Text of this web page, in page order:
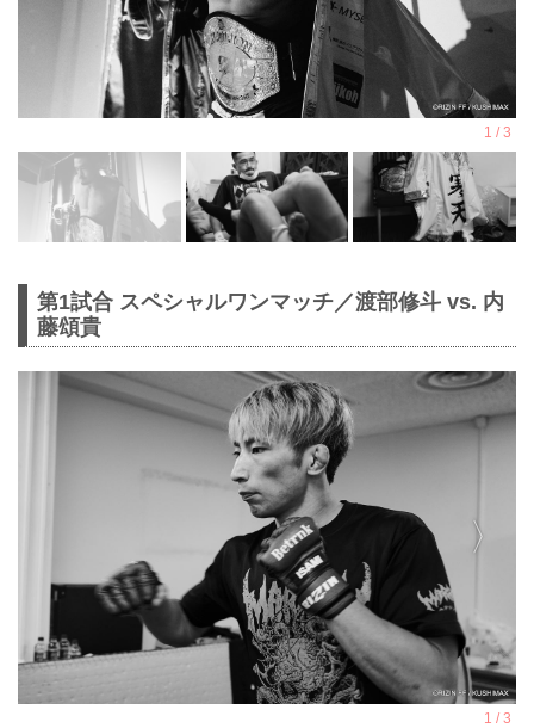
第1試合 スペシャルワンマッチ／渡部修斗 vs. 内
藤頌貴